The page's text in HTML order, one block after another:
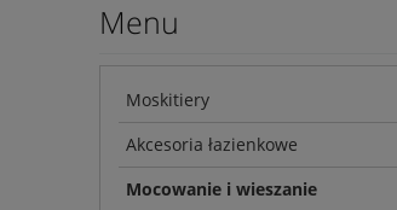
Menu
Moskitiery
Akcesoria łazienkowe
Mocowanie i wieszanie